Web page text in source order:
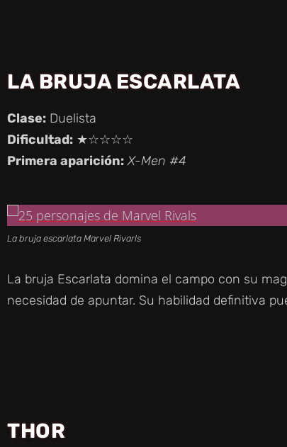
LA BRUJA ESCARLATA
Clase: Duelista
Dificultad: ★☆☆☆☆
Primera aparición: X-Men #4
La bruja escarlata Marvel Rivarls
La bruja Escarlata domina el campo con su
necesidad de apuntar. Su habilidad definitiva
THOR